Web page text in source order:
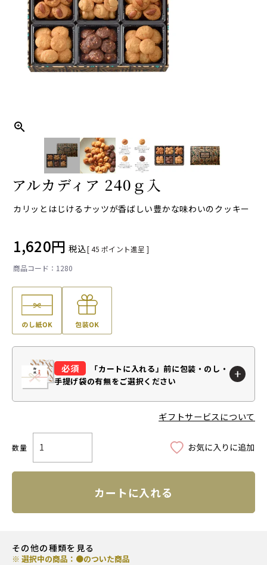
アルカディア 240ｇ入
カリッとはじけるナッツが香ばしい豊かな味わいのクッキー
1,620 税込[45 ポイント進呈 ]
1280
「カートに入れる」前に包装・のし・
手提げ袋の有無をご選択ください
ギフトサービスについて
カートに入れる
その他の種類を見る
※ 選択中の商品：●のついた商品